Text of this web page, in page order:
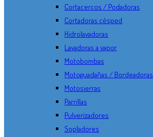
Cortacercos / Podadoras
Cortadoras césped
Hidrolavadoras
Lavadoras a vapor
Motobombas
Motoguadañas / Bordeadoras
Motosierras
Parrillas
Pulverizadores
Sopladores